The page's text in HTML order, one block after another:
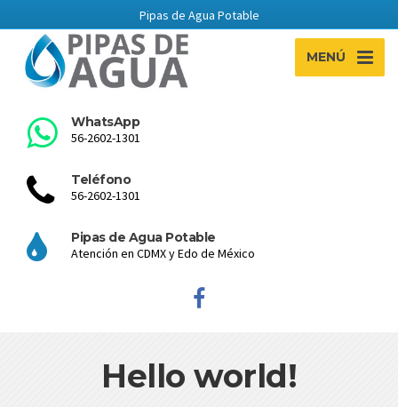
Pipas de Agua Potable
MENÚ
WhatsApp
56-2602-1301
Teléfono
56-2602-1301
Pipas de Agua Potable
Atención en CDMX y Edo de México
Hello world!